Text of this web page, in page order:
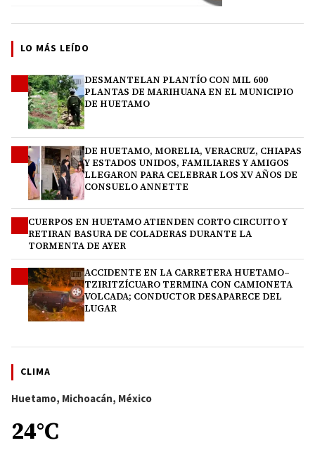
LO MÁS LEÍDO
DESMANTELAN PLANTÍO CON MIL 600
PLANTAS DE MARIHUANA EN EL MUNICIPIO
DE HUETAMO
DE HUETAMO, MORELIA, VERACRUZ, CHIAPAS
Y ESTADOS UNIDOS, FAMILIARES Y AMIGOS
LLEGARON PARA CELEBRAR LOS XV AÑOS DE
CONSUELO ANNETTE
CUERPOS EN HUETAMO ATIENDEN CORTO CIRCUITO Y
RETIRAN BASURA DE COLADERAS DURANTE LA
TORMENTA DE AYER
ACCIDENTE EN LA CARRETERA HUETAMO–
TZIRITZÍCUARO TERMINA CON CAMIONETA
VOLCADA; CONDUCTOR DESAPARECE DEL
LUGAR
CLIMA
Huetamo, Michoacán, México
24°C